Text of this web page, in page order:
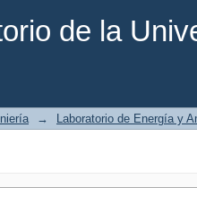
de la
→ Laboratorio de Energía y